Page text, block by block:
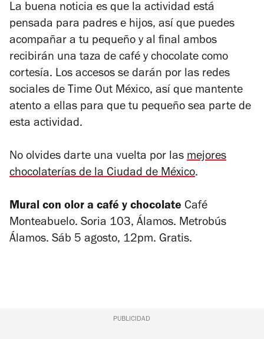
La buena noticia es que la actividad está
pensada para padres e hijos, así que puedes
acompañar a tu pequeño y al final ambos
recibirán una taza de café y chocolate como
cortesía. Los accesos se darán por las redes
sociales de Time Out México, así que mantente
atento a ellas para que tu pequeño sea parte de
esta actividad.
No olvides darte una vuelta por las mejores
chocolaterías de la Ciudad de México.
Mural con olor a café y chocolate Café
Monteabuelo. Soria 103, Álamos. Metrobús
Álamos. Sáb 5 agosto, 12pm. Gratis.
PUBLICIDAD